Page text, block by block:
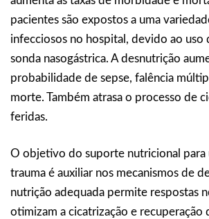
pacientes são expostos a uma
infecciosos no hospital, devido ao uso
sonda nasogástrica. A desnutrição
probabilidade de sepse, falência
morte. Também atrasa o processo de
feridas.
O objetivo do suporte nutricional para
trauma é auxiliar nos mecanismos de
nutrição adequada permite respostas
otimizam a cicatrização e recuperação